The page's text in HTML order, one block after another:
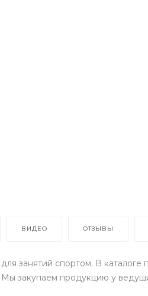
ВИДЕО ОТЗЫВЫ
занятий спортом. В каталоге
закупаем продукцию у